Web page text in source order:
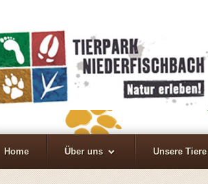
Home Über uns Unsere Tiere